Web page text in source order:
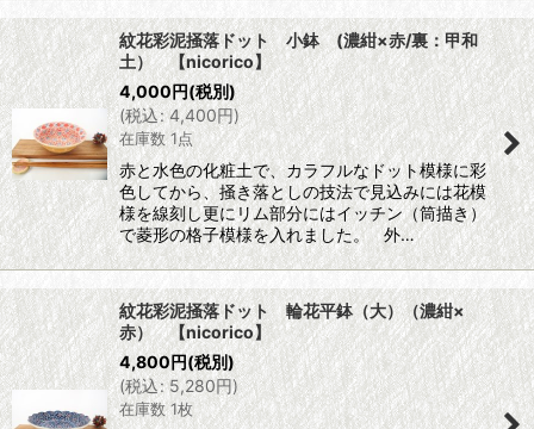
紋花彩泥掻落ドット 小鉢 (濃紺×赤/裏：甲和
土） 【nicorico】
4,000円(税別)
(税込: 4,400円)
在庫数 1点
赤と水色の化粧土で、カラフルなドット模様に彩
色してから、掻き落としの技法で見込みには花模
様を線刻し更にリム部分にはイッチン（筒描き）
で菱形の格子模様を入れました。 外…
紋花彩泥掻落ドット 輪花平鉢（大）（濃紺×
赤） 【nicorico】
4,800円(税別)
(税込: 5,280円)
在庫数 1枚